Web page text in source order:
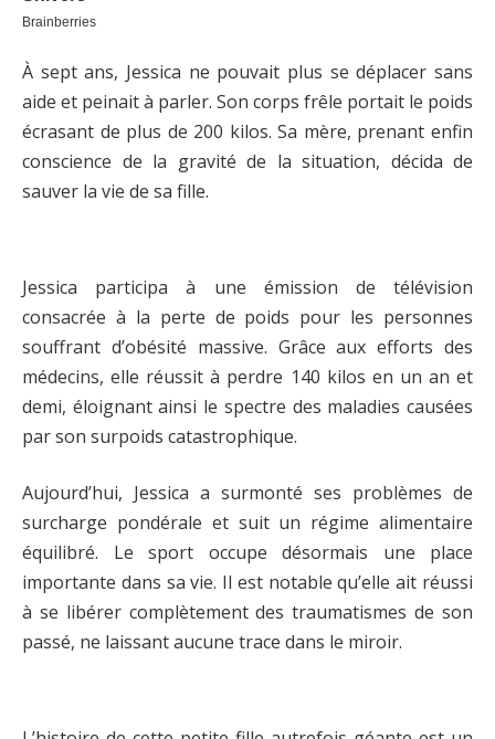
À sept ans, Jessica ne pouvait plus se déplacer sans
aide et peinait à parler. Son corps frêle portait le poids
écrasant de plus de 200 kilos. Sa mère, prenant enfin
conscience de la gravité de la situation, décida de
sauver la vie de sa fille.
Jessica participa à une émission de télévision
consacrée à la perte de poids pour les personnes
souffrant d’obésité massive. Grâce aux efforts des
médecins, elle réussit à perdre 140 kilos en un an et
demi, éloignant ainsi le spectre des maladies causées
par son surpoids catastrophique.
Aujourd’hui, Jessica a surmonté ses problèmes de
surcharge pondérale et suit un régime alimentaire
équilibré. Le sport occupe désormais une place
importante dans sa vie. Il est notable qu’elle ait réussi
à se libérer complètement des traumatismes de son
passé, ne laissant aucune trace dans le miroir.